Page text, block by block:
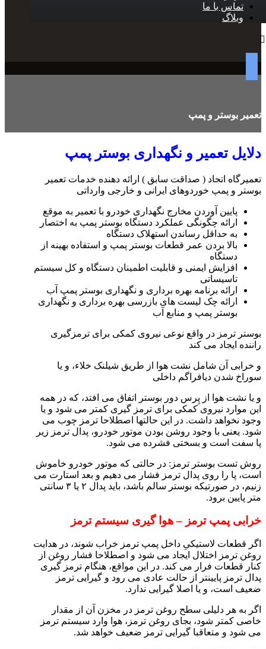
تماس با ما
وبلاگ
تعمیر بوستر و پمپ
دلایل تعمیر و نگهداری بوستر پمپ
تعمیرگاه اتحاد ( صداقت سابق ) ارائه دهنده خدمات تعمیر
بوستر و پمپ خوردوهای ایرانی و خارجی وارداتی
پایین آوردن مخارج نگهداری خودرو با تعمیر به موقع
ارائه چگونگی عملکرد دستگاه بوستر پمپ به اختصار
به حداقل رساندن استهلاک دستگاه
بالا بردن عمر قطعات بوستر پمپ و استفاده بهینه از
دستگاه
افزایش ایمنی و قابلیت اطمینان دستگاه و کل سیستم
تاسیساتی
ارائه برنامه بهره برداری و نگهداری بوستر پمپ آب
ارائه چک لیست های بازرسی بهره برداری و نگهداری
بوستر پمپ و منابع آب
بوستر ترمز در واقع نوعی نیروی کمکی برای ترمزگیری
راننده ایجاد می کند
و خرابی آن شامل نشت هوا از طریق شیلنک خلاء، و یا
سوراخ شدن دیافراگم داخلی
و یا نشت هوا از پِرس دور بوستر اتفاق می افتد، که در همه
این موارد نیروی کمکی برای ترمز گیری کمتر می شود و یا
وجود نخواهد داشت. در این حالتها اصطلاحا ترمز چوب می
شود. یعنی با وجود روشن بودن موتور خودرو، پدال ترمز زیر
پا سفت است و بسختی فشرده می شود.
روش تست بوستر ترمز: در حالتی که موتور خودرو خاموش
است، پا را روی پدال ترمز فشار می دهیم و بعد استارت می
زنیم، در صورتیکه بوستر سالم باشد، باید پدال ۲ یا ۳ سانتی
متر پایین برود.
خرابی پمپ ترمز – هوا گیری سیستم ترمز
اگر قطعات لاستیکیِ داخل پمپ ترمز خراب شوند، در هدایت
روغن ترمز اختلال ایجاد می شود و اصطلاحا فشار روغن از
کنار قطعات فرار می کند. در این مواقع، هنگام ترمز گیری
پدال ترمز پایینتر از حالت عادی می رود و گیرایی ترمز
ضعیف است، و یا اصلا گیرایی ندارد.
اگر به هر دلیلی سطح روغن ترمز در مخزن آن از مقدار
خاصی کمتر شود، بجای روغن ترمز، هوا وارد سیستم ترمز
می شود و متعاقبا گیرایی ترمز ضعیف خواهد شد.